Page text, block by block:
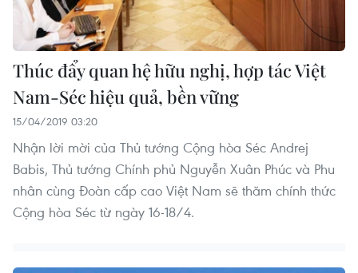
Thúc đẩy quan hệ hữu nghị, hợp tác Việt
Nam-Séc hiệu quả, bền vững
15/04/2019 03:20
Nhận lời mời của Thủ tướng Cộng hòa Séc Andrej
Babis, Thủ tướng Chính phủ Nguyễn Xuân Phúc và Phu
nhân cùng Đoàn cấp cao Việt Nam sẽ thăm chính thức
Cộng hòa Séc từ ngày 16-18/4.